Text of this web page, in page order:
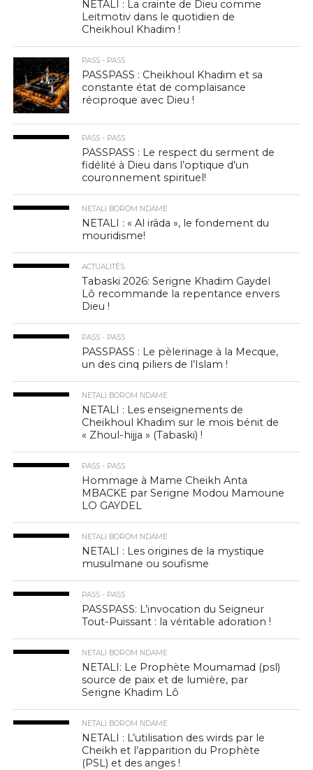
NETALI : La crainte de Dieu comme
Leitmotiv dans le quotidien de
Cheikhoul Khadim !
PASS - PASS
PASSPASS : Cheikhoul Khadim et sa
constante état de complaisance
réciproque avec Dieu !
PASS - PASS
PASSPASS : Le respect du serment de
fidélité à Dieu dans l’optique d’un
couronnement spirituel!
NETALI BOROM NDAME
NETALI : « Al irâda », le fondement du
mouridisme!
ACTUALITÉS
Tabaski 2026: Serigne Khadim Gaydel
Lô recommande la repentance envers
Dieu !
PASS - PASS
PASSPASS : Le pèlerinage à la Mecque,
un des cinq piliers de l’Islam !
NETALI BOROM NDAME
NETALI : Les enseignements de
Cheikhoul Khadim sur le mois bénit de
« Zhoul-hijja » (Tabaski) !
PASS - PASS
Hommage à Mame Cheikh Anta
MBACKE par Serigne Modou Mamoune
LO GAYDEL
NETALI BOROM NDAME
NETALI : Les origines de la mystique
musulmane ou soufisme
PASS - PASS
PASSPASS: L’invocation du Seigneur
Tout-Puissant : la véritable adoration !
NETALI BOROM NDAME
NETALI: Le Prophète Moumamad (psl)
source de paix et de lumière, par
Serigne Khadim Lô
NETALI BOROM NDAME
NETALI : L’utilisation des wirds par le
Cheikh et l’apparition du Prophète
(PSL) et des anges !